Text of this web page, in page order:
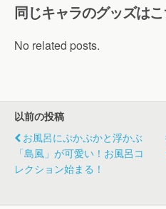
同じキャラのグッズはこ
No related posts.
以前の投稿
お風呂にぷかぷかと浮かぶ
「島風」が可愛い！お風呂コ
レクション始まる！